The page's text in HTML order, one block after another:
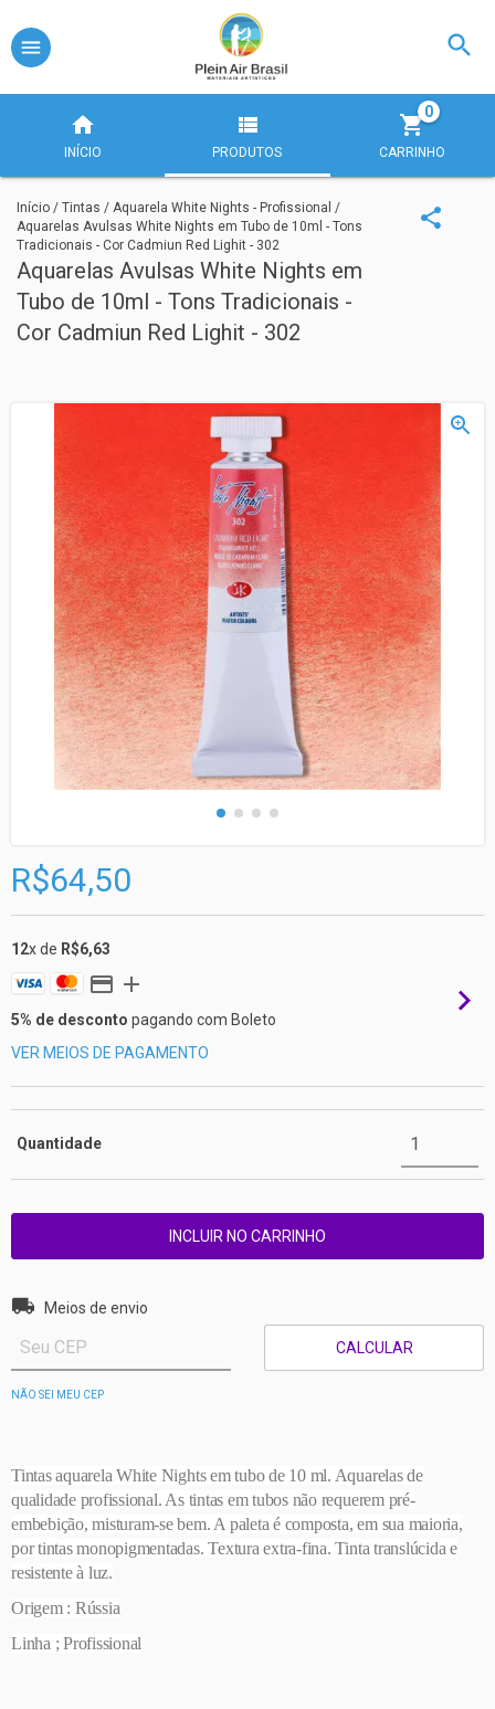
INÍCIO PRODUTOS CARRINHO
0
Início / Tintas / Aquarela White Nights - Profissional /
Aquarelas Avulsas White Nights em Tubo de 10ml - Tons
Tradicionais - Cor Cadmiun Red Lighit - 302
Aquarelas Avulsas White Nights em
Tubo de 10ml - Tons Tradicionais -
Cor Cadmiun Red Lighit - 302
R$64,50
12x de R$6,63
5% de desconto pagando com Boleto
VER MEIOS DE PAGAMENTO
Quantidade
Entregas para o CEP:
Meios de envio
CALCULAR
NÃO SEI MEU CEP
Tintas aquarela White Nights em tubo de 10 ml. Aquarelas de
qualidade profissional. As tintas em tubos não requerem pré-
embebição, misturam-se bem. A paleta é composta, em sua maioria,
por tintas monopigmentadas. Textura extra-fina. Tinta translúcida e
resistente à luz.
Origem : Rússia
Linha ; Profissional